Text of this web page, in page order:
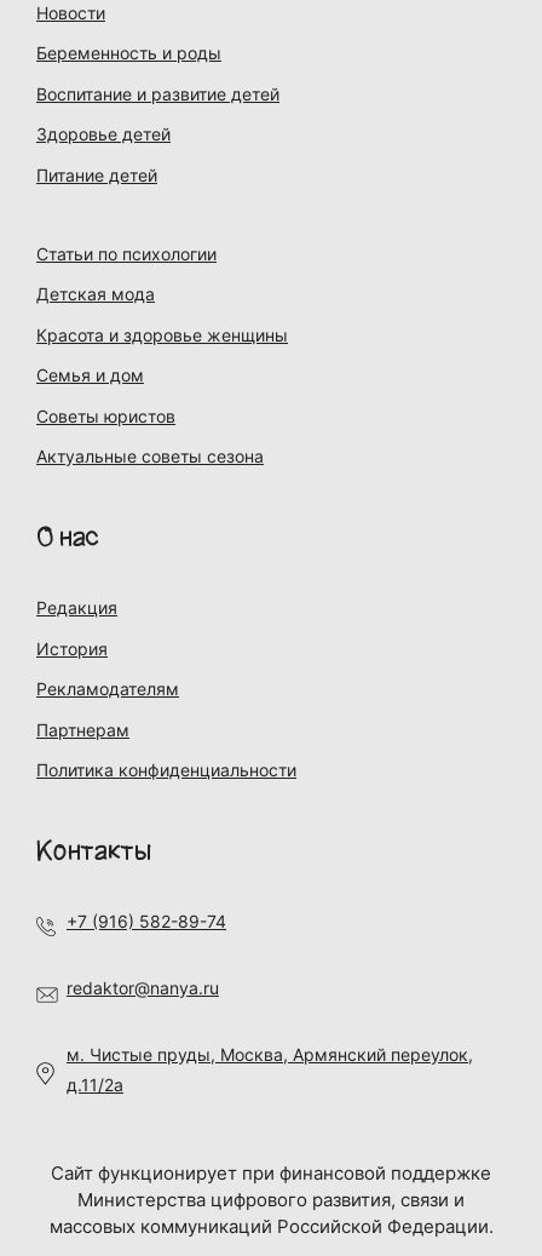
Новости
Беременность и роды
Воспитание и развитие детей
Здоровье детей
Питание детей
Статьи по психологии
Детская мода
Красота и здоровье женщины
Семья и дом
Советы юристов
Актуальные советы сезона
О нас
Редакция
История
Рекламодателям
Партнерам
Политика конфиденциальности
Контакты
+7 (916) 582-89-74
redaktor@nanya.ru
м. Чистые пруды, Москва, Армянский переулок,
д.11/2а
Сайт функционирует при финансовой поддержке
Министерства цифрового развития, связи и
массовых коммуникаций Российской Федерации.